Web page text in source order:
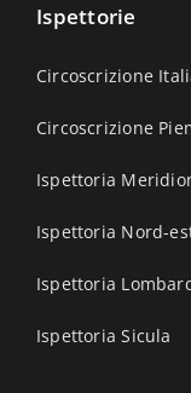
Ispettorie
Circoscrizione
Circoscrizione
Ispettoria
Ispettoria Nord-
Ispettoria
Ispettoria Sicula